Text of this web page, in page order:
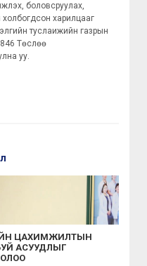
боловсруулах,
холбогдсон харилцааг
туслаижийн газрын
Төслөө
уу.
ЦАХИМЖИЛТЫН
АСУУДЛЫГ